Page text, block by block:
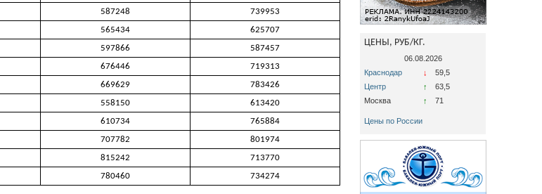
587248
739953
565434
625707
597866
587457
676446
719313
669629
783426
558150
613420
610734
765884
707782
801974
815242
713770
780460 734274
ЦЕНЫ, РУБ/КГ.
06.08.2026
Краснодар
↓
59,5
Центр
↑
63,5
Москва
↑ 71
Цены по России